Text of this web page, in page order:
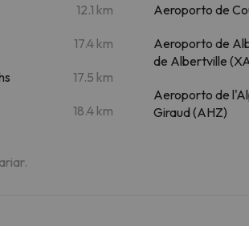
12.1 km
17.4 km
17.5 km
18.4 km
Aeroporto de
Aeroporto de
de Albertville
Aeroporto de
Giraud (AHZ)